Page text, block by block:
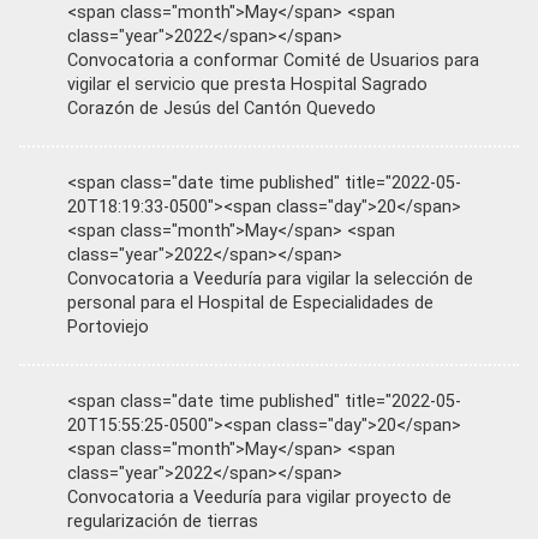
<span class="month">May</span> <span
class="year">2022</span></span>
Convocatoria a conformar Comité de Usuarios para
vigilar el servicio que presta Hospital Sagrado
Corazón de Jesús del Cantón Quevedo
<span class="date time published" title="2022-05-
20T18:19:33-0500"><span class="day">20</span>
<span class="month">May</span> <span
class="year">2022</span></span>
Convocatoria a Veeduría para vigilar la selección de
personal para el Hospital de Especialidades de
Portoviejo
<span class="date time published" title="2022-05-
20T15:55:25-0500"><span class="day">20</span>
<span class="month">May</span> <span
class="year">2022</span></span>
Convocatoria a Veeduría para vigilar proyecto de
regularización de tierras